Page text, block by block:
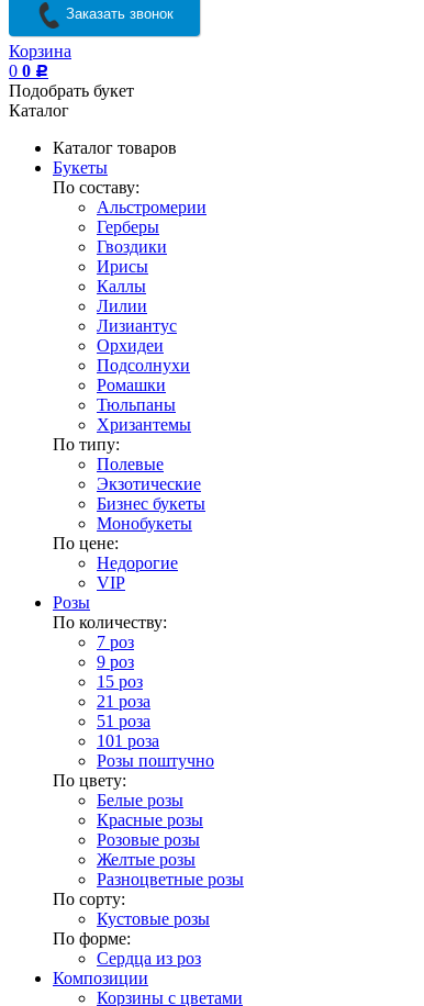
Заказать звонок
Корзина
0 0 Р
Подобрать букет
Каталог
Каталог товаров
Букеты
По составу:
Альстромерии
Герберы
Гвоздики
Ирисы
Каллы
Лилии
Лизиантус
Орхидеи
Подсолнухи
Ромашки
Тюльпаны
Хризантемы
По типу:
Полевые
Экзотические
Бизнес букеты
Монобукеты
По цене:
Недорогие
VIP
Розы
По количеству:
7 роз
9 роз
15 роз
21 роза
51 роза
101 роза
Розы поштучно
По цвету:
Белые розы
Красные розы
Розовые розы
Желтые розы
Разноцветные розы
По сорту:
Кустовые розы
По форме:
Сердца из роз
Композиции
Корзины с цветами